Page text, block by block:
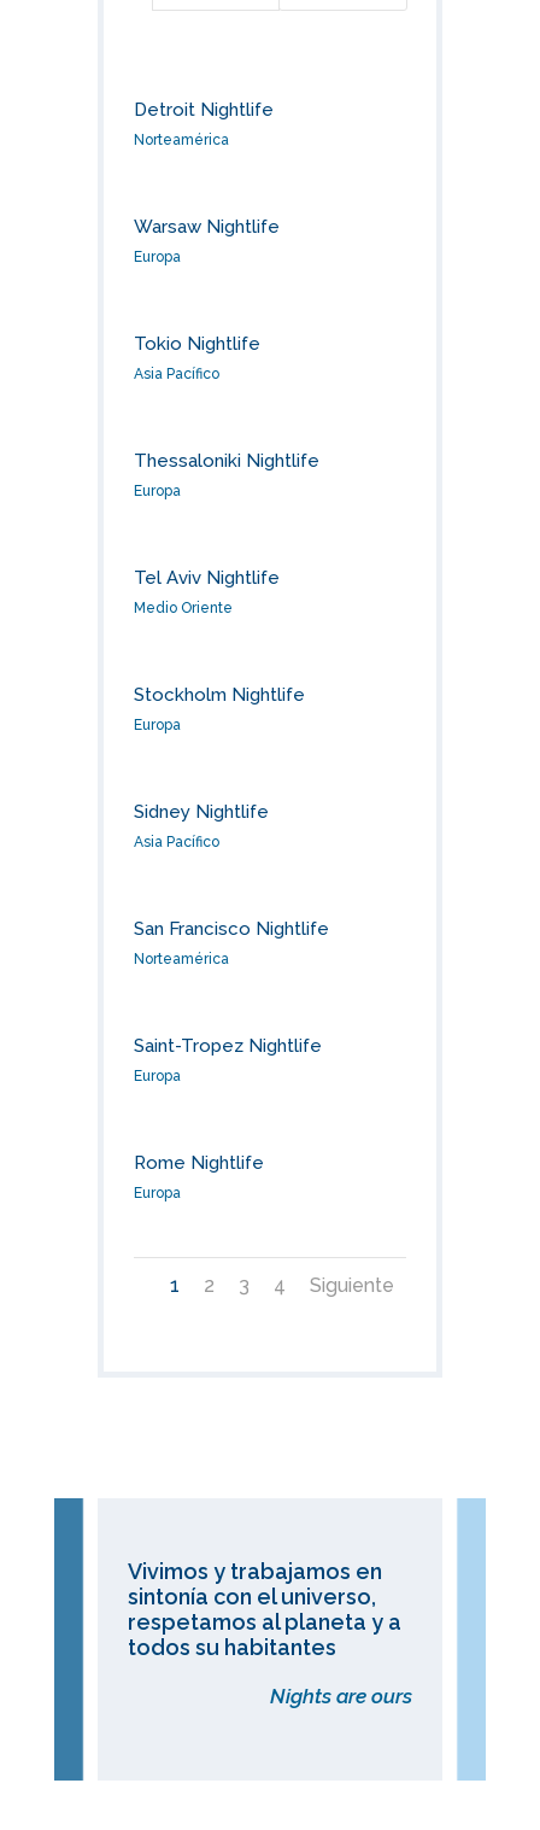
Detroit Nightlife
Norteamérica
Warsaw Nightlife
Europa
Tokio Nightlife
Asia Pacífico
Thessaloniki Nightlife
Europa
Tel Aviv Nightlife
Medio Oriente
Stockholm Nightlife
Europa
Sidney Nightlife
Asia Pacífico
San Francisco Nightlife
Norteamérica
Saint-Tropez Nightlife
Europa
Rome Nightlife
Europa
1 2 3 4 Siguiente
Vivimos y trabajamos en
sintonía con el universo,
respetamos al planeta y a
todos su habitantes
Nights are ours